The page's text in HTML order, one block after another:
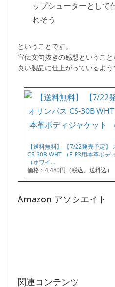
ップシューターとして
れそう
ということです。
宣伝文句抜きの感想ということ
良い製品に仕上がっているよう
【送料無料】 【7/22発売予定】
CS-30B WHT （E-P3用本革ボデ
（ホワイ…
価格：4,480円（税込、送料込）
Amazon アソシエイト
関連コンテンツ